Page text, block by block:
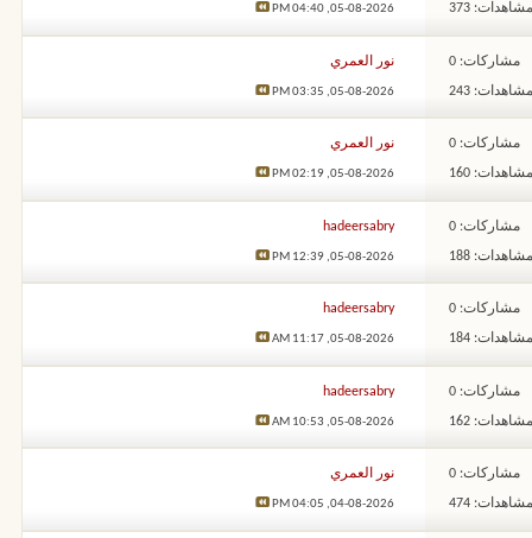
373
05-08-2026,
04:40 PM
مشاركات: 0
243
نور العمري
05-08-2026,
03:35 PM
مشاركات: 0
160
نور العمري
05-08-2026,
02:19 PM
مشاركات: 0
188
hadeersabry
05-08-2026,
12:39 PM
مشاركات: 0
184
hadeersabry
05-08-2026,
11:17 AM
مشاركات: 0
162
hadeersabry
05-08-2026,
10:53 AM
مشاركات: 0
474
نور العمري
04-08-2026,
04:05 PM